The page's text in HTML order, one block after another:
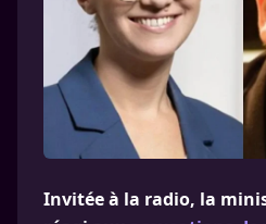
Invitée à la radio, la